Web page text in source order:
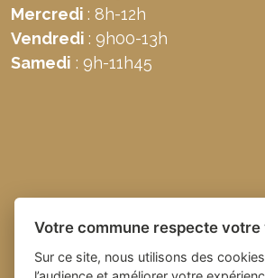
Mercredi : 8h-12h
Vendredi : 9h00-13h
Samedi : 9h-11h45
Votre commune respecte votre
Sur ce site, nous utilisons des